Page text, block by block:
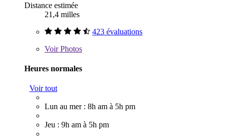
Distance estimée
21,4 milles
423 évaluations
VoirPhotos
Heures normales
Voir tout
Lun au mer : 8h am à 5h pm
Jeu : 9h am à 5h pm